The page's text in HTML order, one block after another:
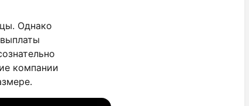
Однако
компании